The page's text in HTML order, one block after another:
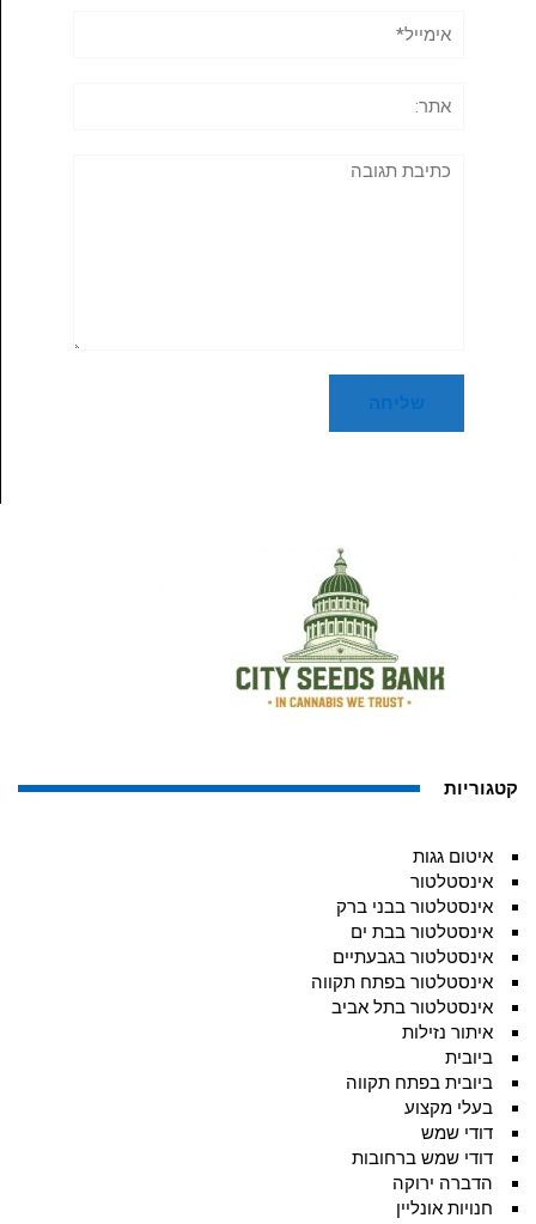
תגובה
קטגוריות
איטום גגות
אינסטלטור
אינסטלטור בבני ברק
אינסטלטור בבת ים
אינסטלטור בגבעתיים
אינסטלטור בפתח תקווה
אינסטלטור בתל אביב
איתור נזילות
ביובית
ביובית בפתח תקווה
בעלי מקצוע
דודי שמש
דודי שמש ברחובות
הדברה ירוקה
חנויות אונליין